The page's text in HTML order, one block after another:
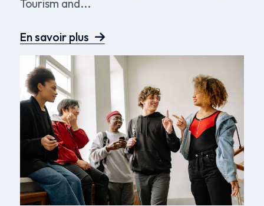
Tourism and...
En savoir plus